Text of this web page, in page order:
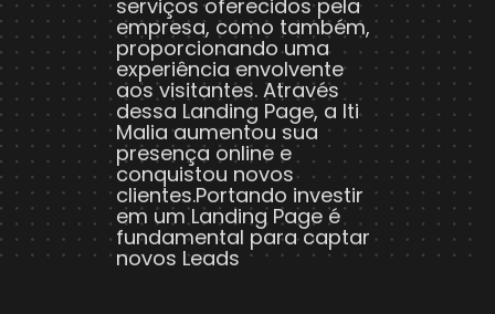
experiência envolvente
aos visitantes. Através
dessa Landing Page, a Iti
Malia aumentou sua
presença online e
conquistou novos
clientes.Portando investir
em um Landing Page é
fundamental para captar
novos Leads